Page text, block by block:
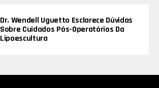
Dr. Wendell Uguetto Esclarece Dúvidas
Sobre Cuidados Pós-Operatórios Da
Lipoescultura